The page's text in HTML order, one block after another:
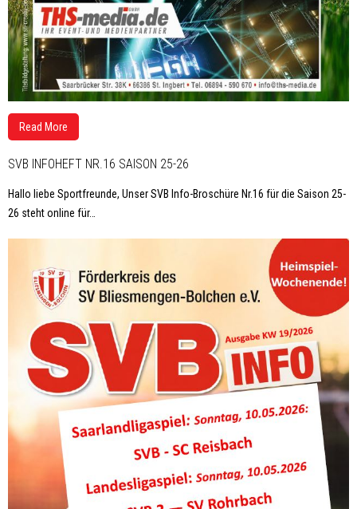
Read More
SVB INFOHEFT NR.16 SAISON 25-26
Hallo liebe Sportfreunde, Unser SVB Info-Broschüre Nr.16 für die Saison 25-
26 steht online für…